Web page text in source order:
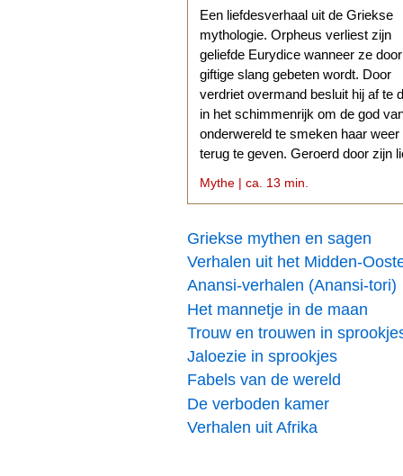
Een liefdesverhaal uit de Griekse
mythologie. Orpheus verliest zijn
geliefde Eurydice wanneer ze
giftige slang gebeten wordt. Door
verdriet overmand besluit hij af te
in het schimmenrijk om de god
onderwereld te smeken haar weer
terug te geven. Geroerd door zijn
Mythe | ca. 13 min.
Griekse mythen en sagen
Verhalen uit het Midden-
Anansi-verhalen (Anansi-tori)
Het mannetje in de maan
Trouw en trouwen in
Jaloezie in sprookjes
Fabels van de wereld
De verboden kamer
Verhalen uit Afrika